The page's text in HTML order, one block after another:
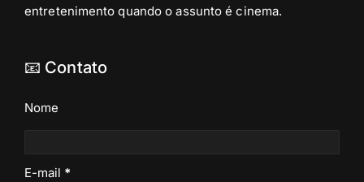
entretenimento quando o assunto é cinema.
📧 Contato
Nome
E-mail *